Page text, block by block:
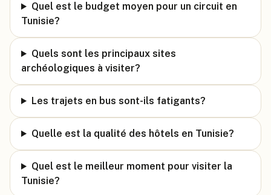
Quel est le budget moyen pour un circuit en
Tunisie?
Quels sont les principaux sites
archéologiques à visiter?
Les trajets en bus sont-ils fatigants?
Quelle est la qualité des hôtels en Tunisie?
Quel est le meilleur moment pour visiter la
Tunisie?